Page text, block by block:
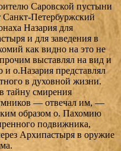
Саровской пустыни
Петербуржский
Назария для
и для заведения в
как видно на это не
выставлял на вид и
и о.Назария представлял
в духовной жизни.
тайну смирения
— отвечал им, —
образом о. Пахомию
подвижника,
Архипастыря в оружие